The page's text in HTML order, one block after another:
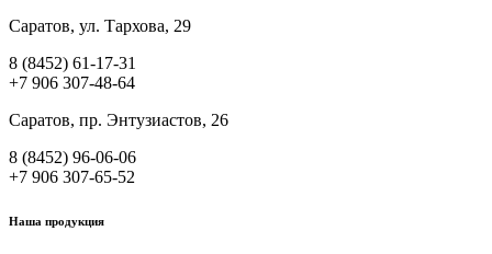
Саратов, ул. Тархова, 29
8 (8452) 61-17-31
+7 906 307-48-64
Саратов, пр. Энтузиастов, 26
8 (8452) 96-06-06
+7 906 307-65-52
Наша продукция